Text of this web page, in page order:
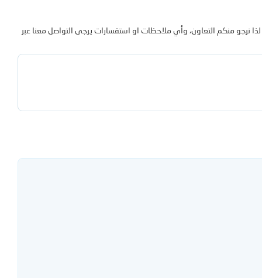
نرجو منكم التعاون، وأي ملاحظات او استفسارات يرجى التواصل معنا عبر